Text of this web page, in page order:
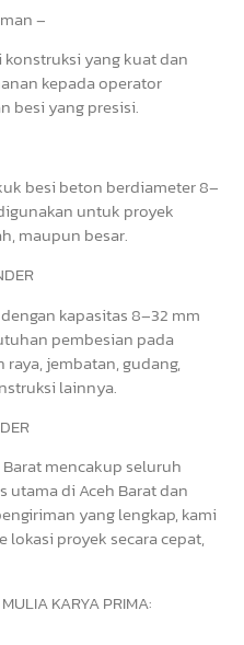
–
yang kuat dan
kepada operator
besi yang presisi.
besi beton berdiameter 8–
untuk proyek
maupun besar.
kapasitas 8–32 mm
pembesian pada
jembatan, gudang,
lainnya.
Barat mencakup seluruh
utama di Aceh Barat dan
yang lengkap, kami
lokasi proyek secara cepat,
KARYA PRIMA: